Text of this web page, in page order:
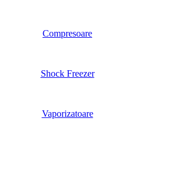
Compresoare
Shock Freezer
Vaporizatoare